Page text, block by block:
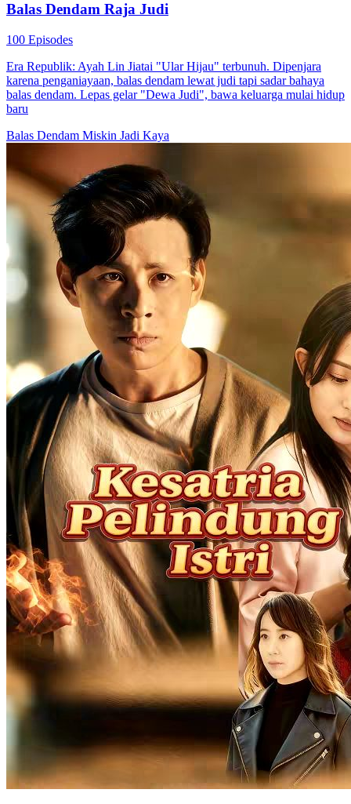
Balas Dendam Raja Judi
100 Episodes
Era Republik: Ayah Lin Jiatai "Ular Hijau" terbunuh. Dipenjara
karena penganiayaan, balas dendam lewat judi tapi sadar bahaya
balas dendam. Lepas gelar "Dewa Judi", bawa keluarga mulai hidup
baru
Balas Dendam Miskin Jadi Kaya